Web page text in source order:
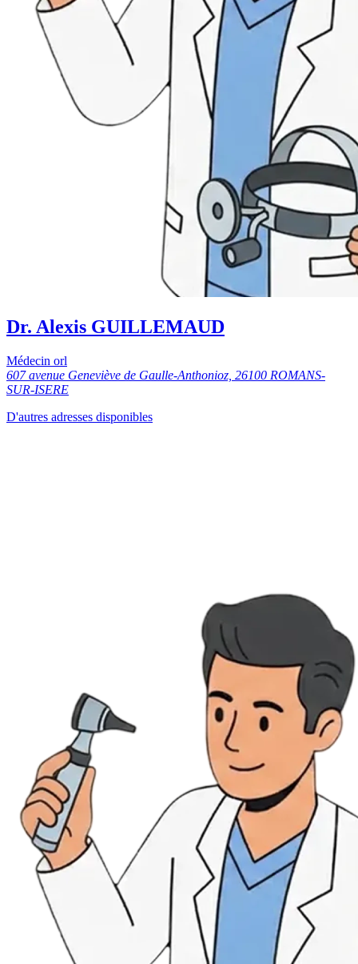
Dr. Alexis GUILLEMAUD
Médecin orl
607 avenue Geneviève de Gaulle-Anthonioz, 26100 ROMANS-
SUR-ISERE
D'autres adresses disponibles